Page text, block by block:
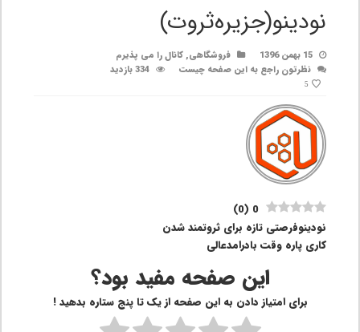
نودینو(جزیره‌ثروت)
15 بهمن 1396 فروشگاهی,کانال را می پذیرم
نظرتون راجع به این صفحه چیست
334 بازدید
5
0
(
0
)
نودینو‌فرصتی تازه برای ثروتمند شدن
کاری پاره وقت بادرامدعالی
این صفحه مفید بود؟
برای امتیاز دادن به این صفحه از یک تا پنج ستاره بدهید !